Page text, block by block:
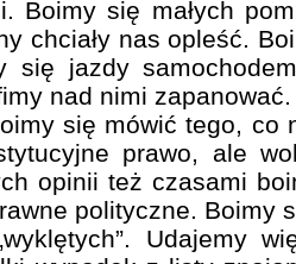
Boimy się małych
chciały nas opleść.
się jazdy
nad nimi zapanować.
się mówić tego, co
prawo, ale
opinii też czasami
polityczne. Boimy
Udajemy